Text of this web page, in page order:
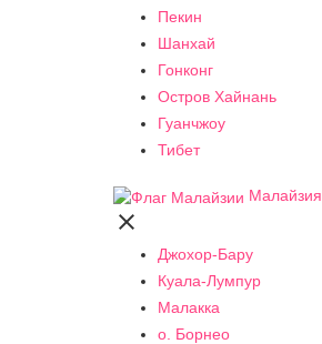
Пекин
Шанхай
Гонконг
Остров Хайнань
Гуанчжоу
Тибет
Малайзия

Джохор-Бару
Куала-Лумпур
Малакка
о. Борнео